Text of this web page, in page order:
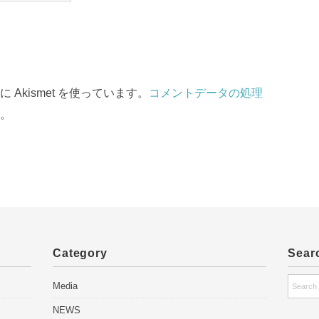
Akismet を使っています。
コメントデータの処理
。
Category
Media
NEWS